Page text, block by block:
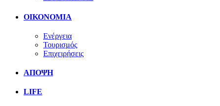
ΟΙΚΟΝΟΜΙΑ
Ενέργεια
Τουρισμός
Επιχειρήσεις
ΑΠΟΨΗ
LIFE